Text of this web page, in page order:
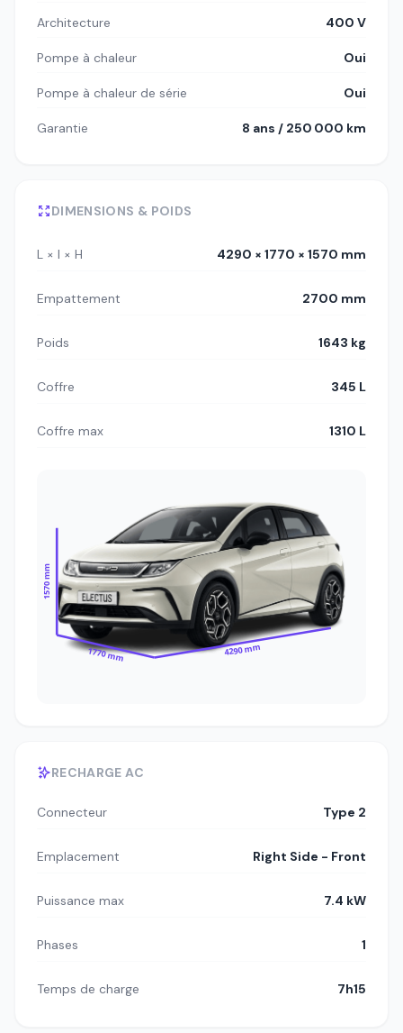
Architecture 400 V
Pompe à chaleur Oui
Pompe à chaleur de série Oui
Garantie 8 ans / 250 000 km
DIMENSIONS & POIDS
L × l × H 4290 × 1770 × 1570 mm
Empattement 2700 mm
Poids 1643 kg
Coffre 345 L
Coffre max 1310 L
1570 mm
1770 mm 4290 mm
RECHARGE AC
Connecteur Type 2
Emplacement Right Side - Front
Puissance max 7.4 kW
Phases 1
Temps de charge 7h15